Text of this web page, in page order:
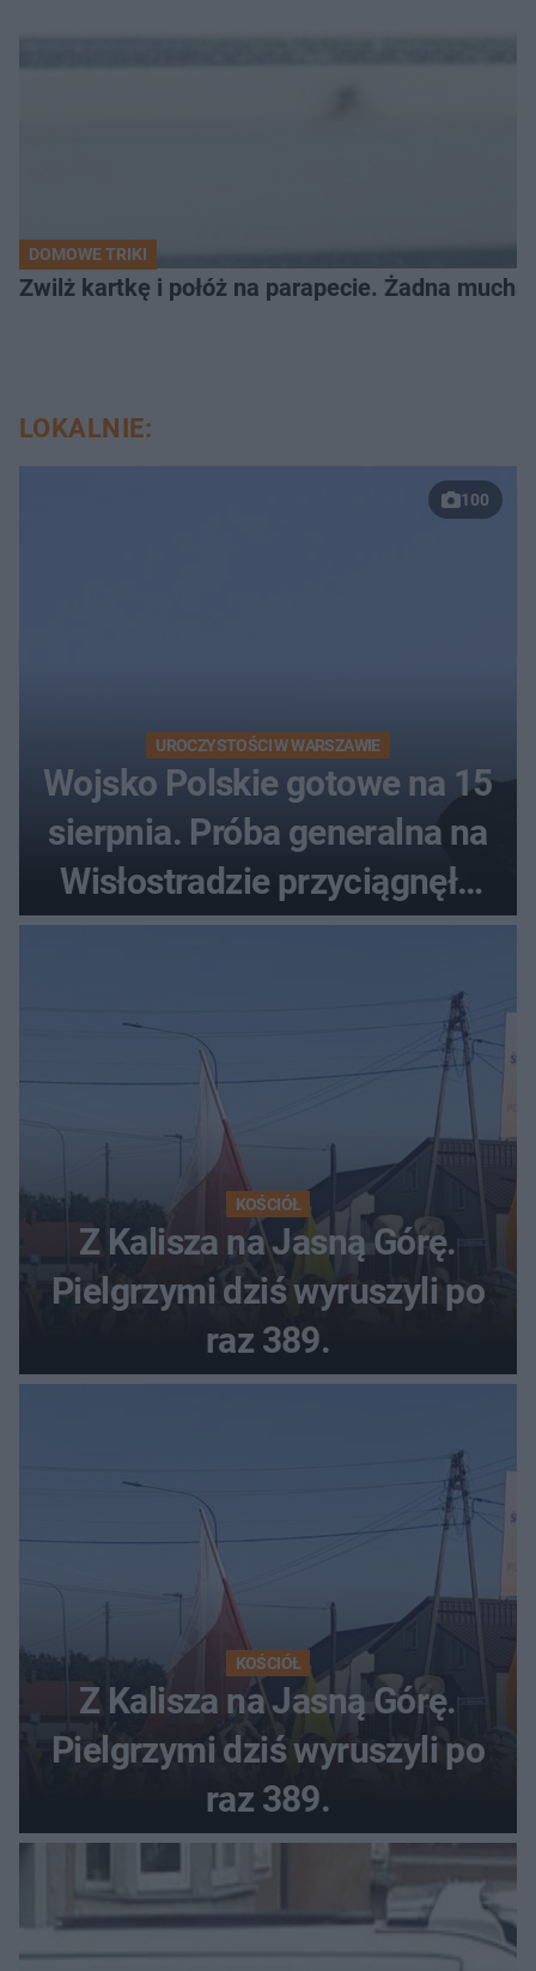
DOMOWE TRIKI
Zwilż kartkę i połóż na parapecie. Żadna
LOKALNIE:
100
UROCZYSTOŚCI W WARSZAWIE
Wojsko Polskie gotowe na 15
sierpnia. Próba generalna na
Wisłostradzie przyciągnęła
tłumy
KOŚCIÓŁ
Z Kalisza na Jasną Górę.
Pielgrzymi dziś wyruszyli po
raz 389.
KOŚCIÓŁ
Z Kalisza na Jasną Górę.
Pielgrzymi dziś wyruszyli po
raz 389.